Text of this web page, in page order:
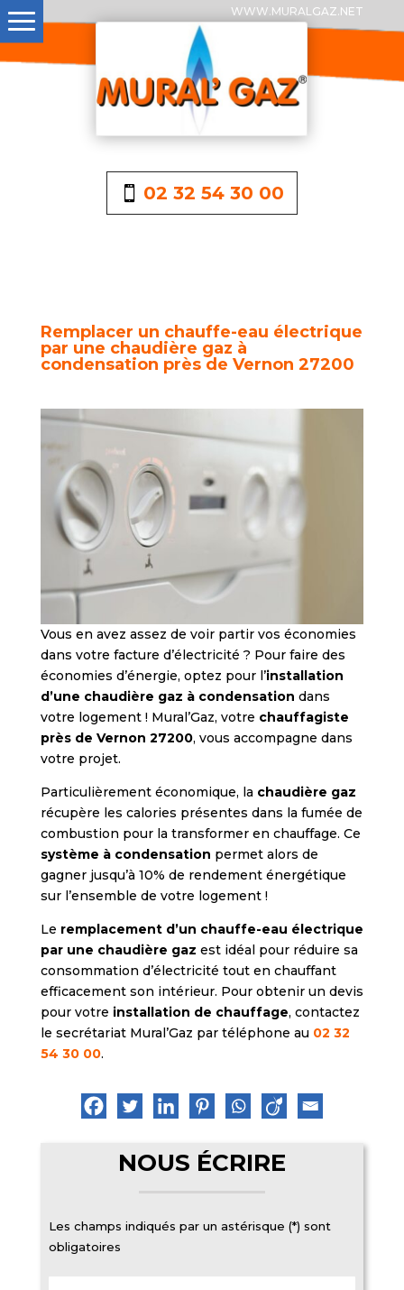
WWW.MURALGAZ.NET
02 32 54 30 00
Remplacer un chauffe-eau électrique
par une chaudière gaz à
condensation près de Vernon 27200
Vous en avez assez de voir partir vos économies
dans votre facture d’électricité ? Pour faire des
économies d’énergie, optez pour l’installation
d’une chaudière gaz à condensation dans
votre logement ! Mural’Gaz, votre chauffagiste
près de Vernon 27200, vous accompagne dans
votre projet.
Particulièrement économique, la chaudière gaz
récupère les calories présentes dans la fumée de
combustion pour la transformer en chauffage. Ce
système à condensation permet alors de
gagner jusqu’à 10% de rendement énergétique
sur l’ensemble de votre logement !
Le remplacement d’un chauffe-eau électrique
par une chaudière gaz est idéal pour réduire sa
consommation d’électricité tout en chauffant
efficacement son intérieur. Pour obtenir un devis
pour votre installation de chauffage, contactez
le secrétariat Mural’Gaz par téléphone au 02 32
54 30 00.
NOUS ÉCRIRE
Les champs indiqués par un astérisque (*) sont
obligatoires